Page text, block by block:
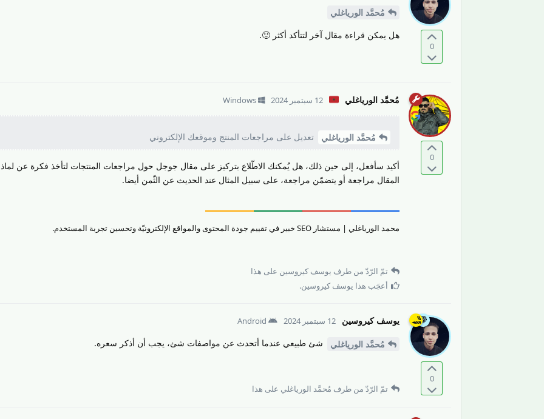
0
مُحمَّد الورياغلي
هل يمكن قراءة مقال آخر لتتأكد أكثر 🙂.
0
مُحمَّد الورياغلي 12 سبتمبر 2024 Windows
مُحمَّد الورياغلي تعديل على مراجعات المنتج وموقعك الإلكتروني
أكيد سأفعل، إلى حين ذلك، هل يُمكنك الاطّلاع بتركيز على مقال جوجل حول مراجعات المنتجات لتأخذ فكرة عن
المقال مراجعة أو يتضمّن مراجعة، على سبيل المثال عند الحديث عن الثّمن أيضا.
محمد الورياغلي | مستشار SEO خبير في تقييم جودة المحتوى والمواقع الإلكترونيّة وتحسين تجربة المستخدم.
تمّ الرّدّ من طرف يوسف كيروسين على هذا
أعجَب هذا يوسف كيروسين.
0
يوسف كيروسين 12 سبتمبر 2024 Android
مُحمَّد الورياغلي شئ طبيعي عندما أتحدث عن مواصفات شئ، يجب أن أذكر سعره.
تمّ الرّدّ من طرف مُحمَّد الورياغلي على هذا